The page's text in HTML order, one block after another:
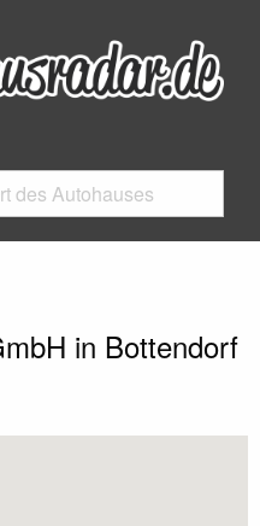
in Bottendorf